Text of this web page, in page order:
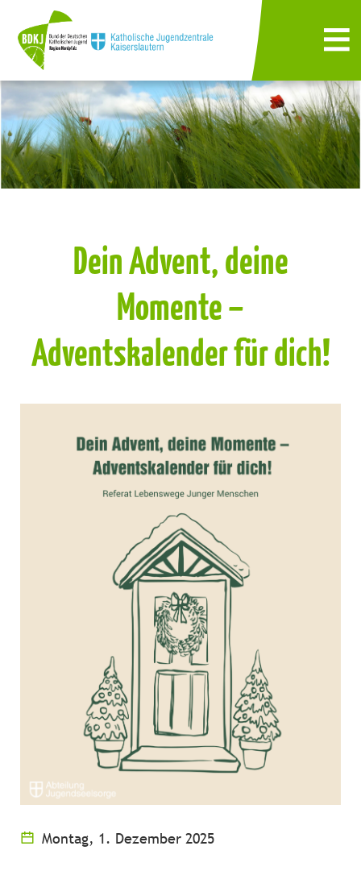
Dein Advent, deine
Momente –
Adventskalender für dich!
Montag, 1. Dezember 2025